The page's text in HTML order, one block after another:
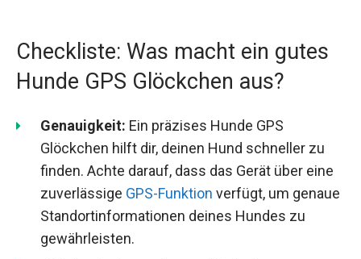
Checkliste: Was macht ein gutes
Hunde GPS Glöckchen aus?
Genauigkeit: Ein präzises Hunde GPS
Glöckchen hilft dir, deinen Hund schneller zu
finden. Achte darauf, dass das Gerät über eine
zuverlässige GPS-Funktion verfügt, um genaue
Standortinformationen deines Hundes zu
gewährleisten.